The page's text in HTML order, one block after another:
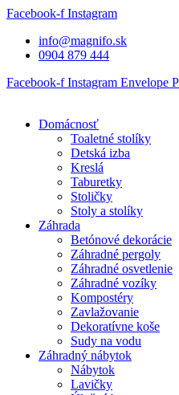
Preskočiť
obsah
Facebook-f Instagram
info@magnifo.sk
0904 879 444
Facebook-f Instagram Envelope
Domácnosť
Toaletné stolíky
Detská izba
Kreslá
Taburetky
Stoličky
Stoly a stolíky
Záhrada
Betónové dekorácie
Záhradné pergoly
Záhradné osvetlenie
Záhradné vozíky
Kompostéry
Zavlažovanie
Dekoratívne koše
Sudy na vodu
Záhradný nábytok
Nábytok
Lavičky